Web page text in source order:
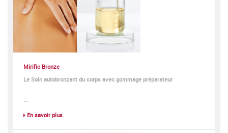
Mirific Bronze
Le Soin autobronzant du corps avec gommage préparateur
...
En savoir plus